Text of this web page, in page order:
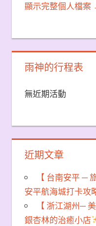
顯示完整個人檔案
雨神的行程表
無近期活動
近期文章
【 台南安平 ─
安平航海城打卡攻
【 浙江湖州─
銀杏林的治癒小店